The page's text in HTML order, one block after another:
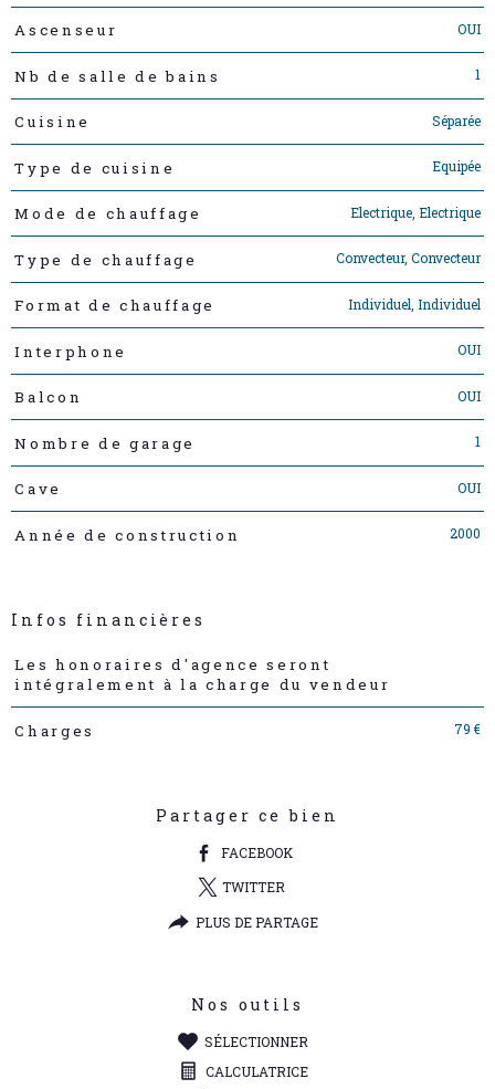
Ascenseur OUI
Nb de salle de bains 1
Cuisine Séparée
Type de cuisine Equipée
Mode de chauffage Electrique, Electrique
Type de chauffage Convecteur, Convecteur
Format de chauffage Individuel, Individuel
Interphone OUI
Balcon OUI
Nombre de garage 1
Cave OUI
Année de construction 2000
Infos financières
Caractéristiques Valeurs
Les honoraires d'agence seront
intégralement à la charge du vendeur
Charges 79 €
Partager ce bien
FACEBOOK
TWITTER
PLUS DE PARTAGE
Nos outils
SÉLECTIONNER
CALCULATRICE